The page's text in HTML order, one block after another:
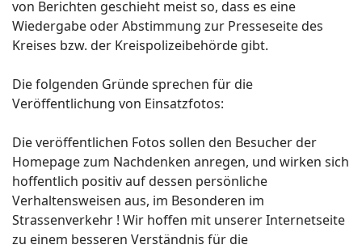
von Berichten geschieht meist so, dass es eine
Wiedergabe oder Abstimmung zur Presseseite des
Kreises bzw. der Kreispolizeibehörde gibt.
Die folgenden Gründe sprechen für die
Veröffentlichung von Einsatzfotos:
Die veröffentlichen Fotos sollen den Besucher der
Homepage zum Nachdenken anregen, und wirken sich
hoffentlich positiv auf dessen persönliche
Verhaltensweisen aus, im Besonderen im
Strassenverkehr ! Wir hoffen mit unserer Internetseite
zu einem besseren Verständnis für die